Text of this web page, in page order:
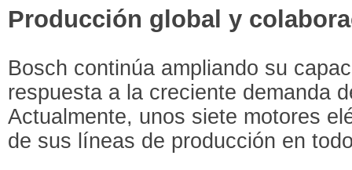
Producción global y
Bosch continúa ampliando su
respuesta a la creciente demanda
Actualmente, unos siete motores
de sus líneas de producción en